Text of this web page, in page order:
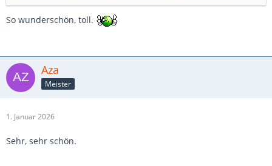
So wunderschön, toll.
Aza
Meister
1. Januar 2026
Sehr, sehr schön.